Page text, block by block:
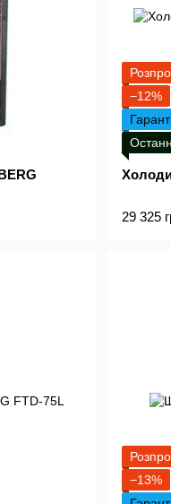
−12%
29 325
−13%